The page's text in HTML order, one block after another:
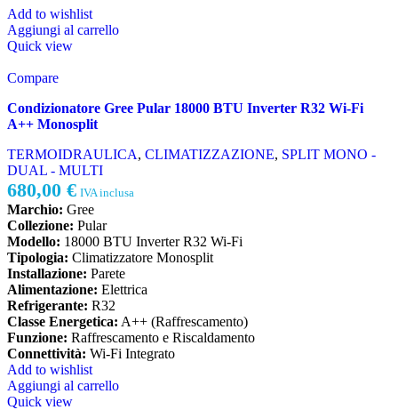
Add to wishlist
Aggiungi al carrello
Quick view
Compare
Condizionatore Gree Pular 18000 BTU Inverter R32 Wi-Fi
A++ Monosplit
TERMOIDRAULICA, CLIMATIZZAZIONE, SPLIT MONO -
DUAL - MULTI
680,00 € IVA inclusa
Marchio: Gree
Collezione: Pular
Modello: 18000 BTU Inverter R32 Wi-Fi
Tipologia: Climatizzatore Monosplit
Installazione: Parete
Alimentazione: Elettrica
Refrigerante: R32
Classe Energetica: A++ (Raffrescamento)
Funzione: Raffrescamento e Riscaldamento
Connettività: Wi-Fi Integrato
Add to wishlist
Aggiungi al carrello
Quick view